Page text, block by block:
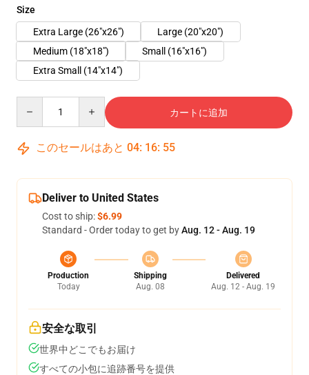
Size
Extra Large (26"x26")
Large (20"x20")
Medium (18"x18")
Small (16"x16")
Extra Small (14"x14")
カートに追加
このセールはあと 04: 16: 55
Deliver to United States
Cost to ship:$6.99
Standard - Order today to get byAug. 12 - Aug. 19
Production
Today
Shipping
Aug. 08
Delivered
Aug. 12 - Aug. 19
安全な取引
世界中どこでもお届け
すべての小包に追跡番号を提供